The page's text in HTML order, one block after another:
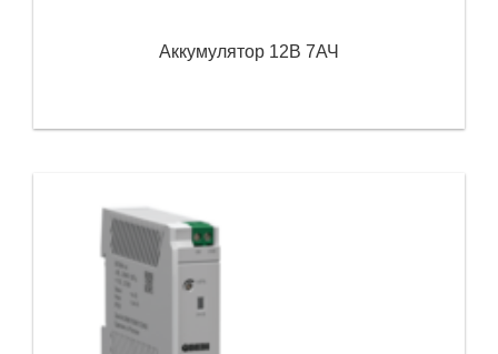
Аккумулятор 12В 7АЧ